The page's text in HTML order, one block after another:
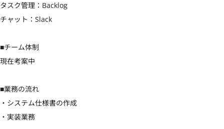
タスク管理：Backlog
チャット：Slack
■チーム体制
現在考案中
■業務の流れ
・システム仕様書の作成
・実装業務